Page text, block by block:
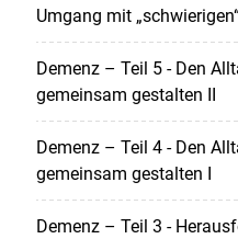
Umgang mit
Demenz – Teil 5 - Den
gemeinsam gestalten II
Demenz – Teil 4 - Den
gemeinsam gestalten I
Demenz – Teil 3 -